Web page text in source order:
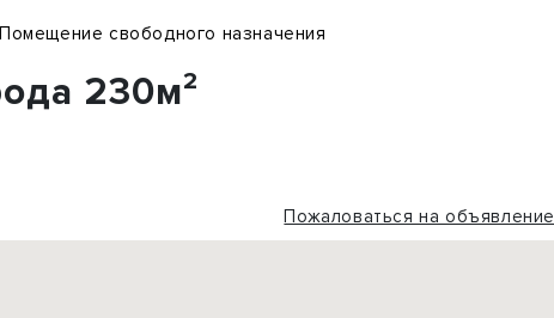
Помещение свободного назначения
230м²
Пожаловаться на объявление